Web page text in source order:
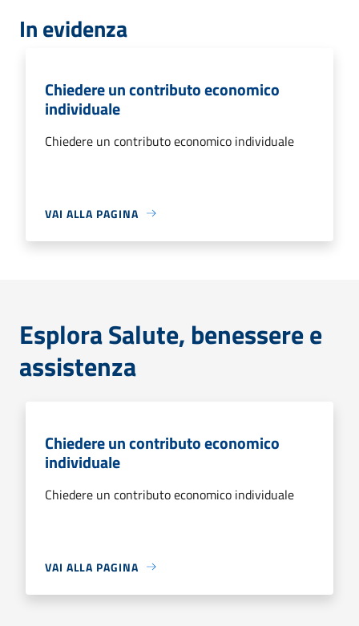
In evidenza
Chiedere un contributo economico
individuale
Chiedere un contributo economico individuale
VAI ALLA PAGINA
Esplora Salute, benessere e
assistenza
Chiedere un contributo economico
individuale
Chiedere un contributo economico individuale
VAI ALLA PAGINA